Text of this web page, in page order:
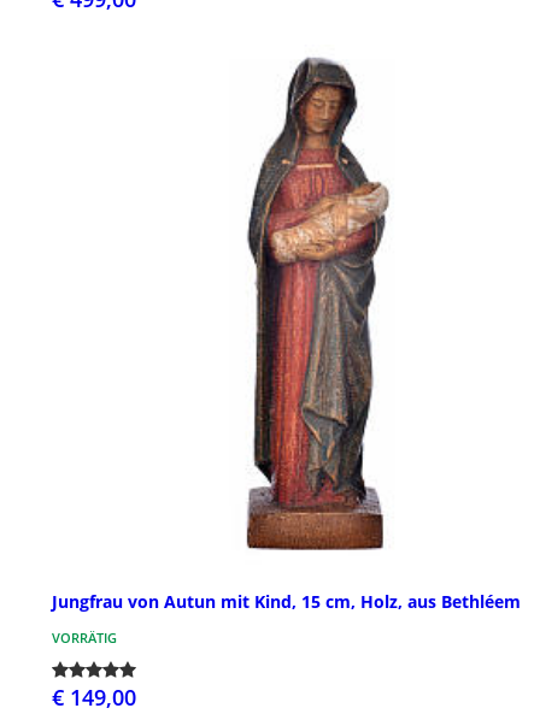
Jungfrau von Autun mit Kind, 15 cm, Holz, aus Bethléem
VORRÄTIG
€ 149,00